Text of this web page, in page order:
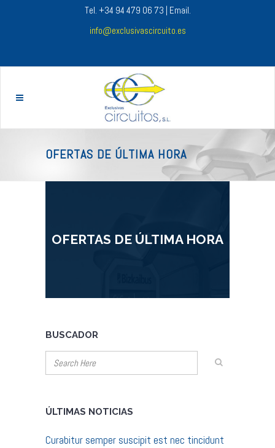
Tel. +34 94 479 06 73 | Email.
info@exclusivascircuito.es
OFERTAS DE ÚLTIMA HORA
OFERTAS DE ÚLTIMA HORA
BUSCADOR
ÚLTIMAS NOTICIAS
Curabitur semper suscipit est nec tincidunt